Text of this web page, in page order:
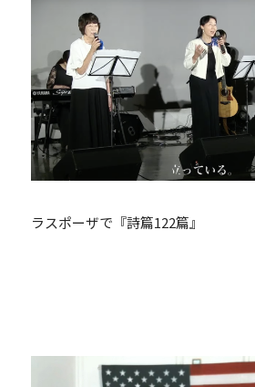
ラスポーザで『詩篇122篇』